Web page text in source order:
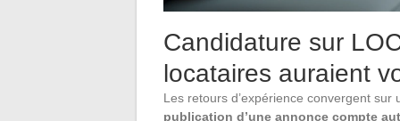
Candidature sur
locataires auraient
Les retours d’expérience convergent sur
publication d’une annonce compte